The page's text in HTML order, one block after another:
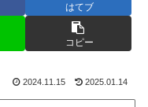
はてブ
コピー
2024.11.15 2025.01.14